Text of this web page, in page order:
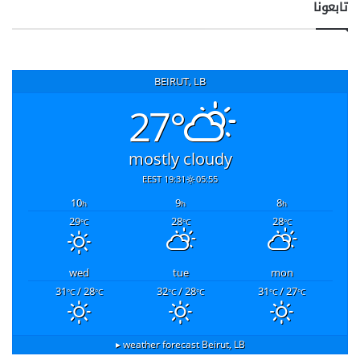
تابعونا
BEIRUT, LB
27°
mostly cloudy
05:55
19:31 EEST
8h
9h
10h
28°C
28°C
29°C
mon
tue
wed
31°C/ 27°C
32°C/ 28°C
31°C/ 28°C
Beirut, LB
weather forecast ▸